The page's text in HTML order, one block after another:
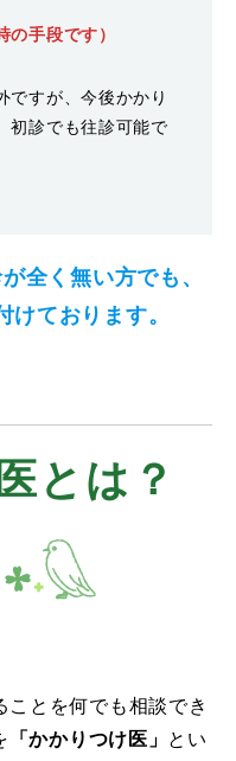
の手段です）
ですが、今後かかり
初診でも往診可能で
全く無い方でも、
けております。
とは？
ことを何でも相談でき
「かかりつけ医」 とい